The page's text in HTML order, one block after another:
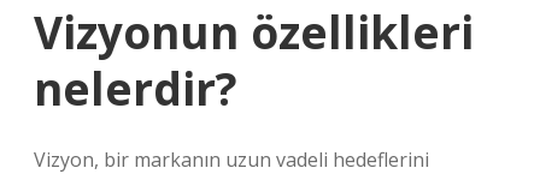
Vizyonun özellikleri
nelerdir?
Vizyon, bir markanın uzun vadeli hedeflerini